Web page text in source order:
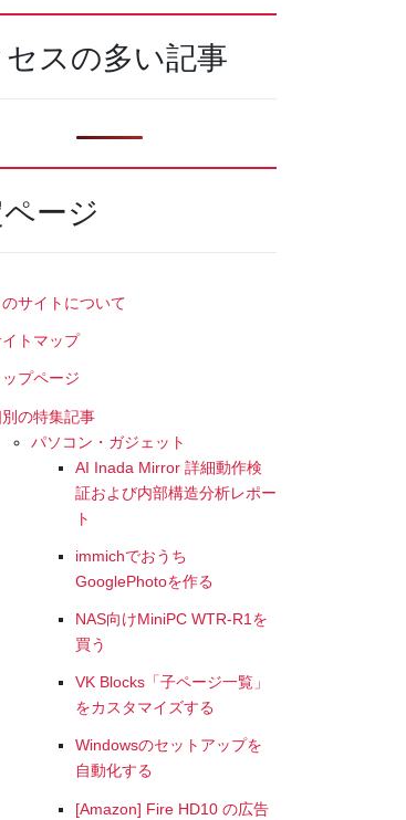
セスの多い記事
ージ
のサイトについて
トマップ
ップページ
の特集記事
パソコン・ガジェット
AI Inada Mirror 詳細動作検
証および内部構造分析レポー
ト
immichでおうち
GooglePhotoを作る
NAS向けMiniPC WTR-R1を
買う
VK Blocks「子ページ一覧」
をカスタマイズする
Windowsのセットアップを
自動化する
[Amazon] Fire HD10 の広告